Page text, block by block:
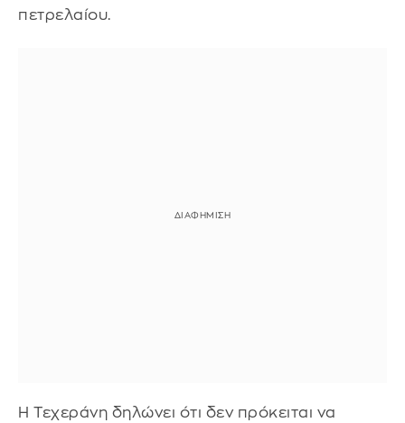
πετρελαίου.
Η Τεχεράνη δηλώνει ότι δεν πρόκειται να